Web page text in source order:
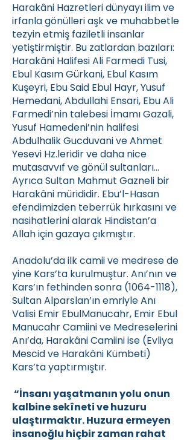
Harakâni Hazretleri dünyayı ilim ve
irfanla gönülleri aşk ve muhabbetle
tezyin etmiş faziletli insanlar
yetiştirmiştir. Bu zatlardan bazıları:
Harakâni Halifesi Ali Farmedi Tusi,
Ebul Kasım Gürkani, Ebul Kasım
Kuşeyri, Ebu Said Ebul Hayr, Yusuf
Hemedani, Abdullahi Ensari, Ebu Ali
Farmedi’nin talebesi İmamı Gazali,
Yusuf Hamedeni’nin halifesi
Abdulhalik Gucduvani ve Ahmet
Yesevi Hz.leridir ve daha nice
mutasavvıf ve gönül sultanları…
Ayrıca Sultan Mahmut Gazneli bir
Harakâni mürididir. Ebu’l-Hasan
efendimizden teberrük hırkasını ve
nasihatlerini alarak Hindistan’a
Allah için gazaya çıkmıştır.
Anadolu’da ilk camii ve medrese de
yine Kars’ta kurulmuştur. Anı’nın ve
Kars’ın fethinden sonra (1064-1118),
Sultan Alparslan’ın emriyle Anı
Valisi Emir EbulManucahr, Emir Ebul
Manucahr Camiini ve Medreselerini
Anı’da, Harakâni Camiini ise (Evliya
Mescid ve Harakâni Kümbeti)
Kars’ta yaptırmıştır.
“İnsanı yaşatmanın yolu onun
kalbine sekîneti ve huzuru
ulaştırmaktır. Huzura ermeyen
insanoğlu hiçbir zaman rahat